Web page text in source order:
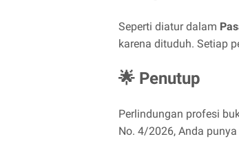
Seperti diatur dalam
karena dituduh. Setiap
🌟 Penutup
Perlindungan profesi
No. 4/2026, Anda